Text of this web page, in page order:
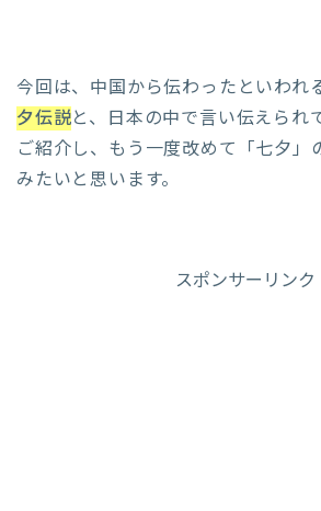
今回は、中国から伝わったといわれ
夕伝説と、日本の中で言い伝えられ
ご紹介し、もう一度改めて「七夕」
みたいと思います。
スポンサーリンク